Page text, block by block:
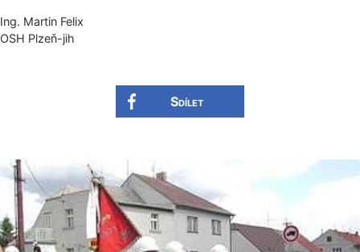
Ing. Martin Felix
OSH Plzeň-jih
Sdílet